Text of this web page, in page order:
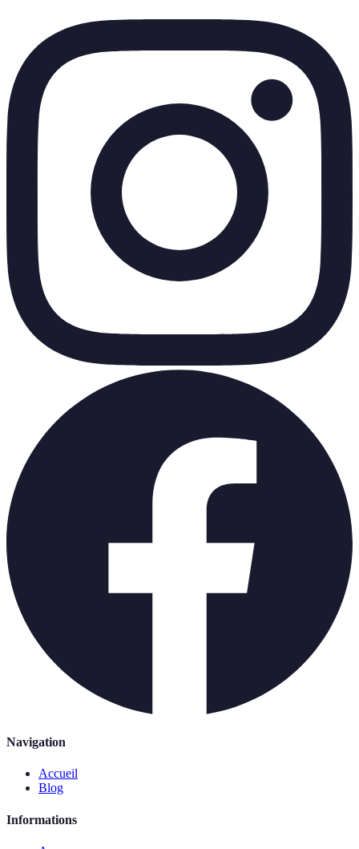
Navigation
Accueil
Blog
Informations